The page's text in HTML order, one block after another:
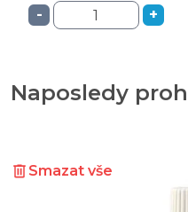
- +
Naposledy
Smazat vše